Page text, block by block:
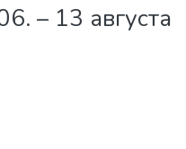
– 13 августа